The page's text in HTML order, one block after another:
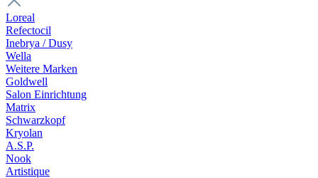
Loreal
Refectocil
Inebrya / Dusy
Wella
Weitere Marken
Goldwell
Salon Einrichtung
Matrix
Schwarzkopf
Kryolan
A.S.P.
Nook
Artistique